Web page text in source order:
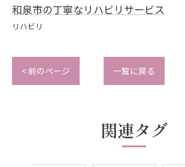
和泉市の丁寧なリハビリサービス
リハビリ
< 前のページ 一覧に戻る
関連タグ